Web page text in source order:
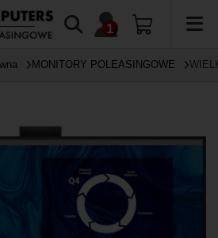
MONITORY POLEASINGOWE